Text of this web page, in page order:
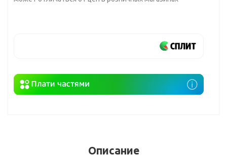
Описание